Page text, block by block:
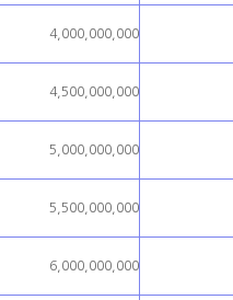
4,000,000,000
4,500,000,000
5,000,000,000
5,500,000,000
6,000,000,000